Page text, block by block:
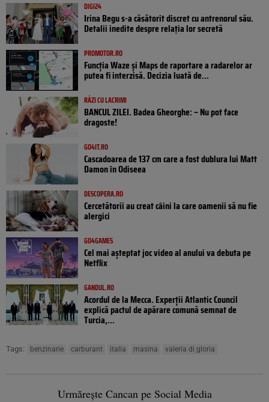
DIGI24
Irina Begu s-a căsătorit discret cu antrenorul său.
Detalii inedite despre relația lor secretă
PROMOTOR.RO
Funcția Waze și Maps de raportare a radarelor ar
putea fi interzisă. Decizia luată de...
RÂZI CU LACRIMI
BANCUL ZILEI. Badea Gheorghe: – Nu pot face
dragoste!
GO4IT.RO
Cascadoarea de 137 cm care a fost dublura lui Matt
Damon în Odiseea
DESCOPERA.RO
Cercetătorii au creat câini la care oamenii să nu fie
alergici
GO4GAMES
Cel mai așteptat joc video al anului va debuta pe
Netflix
GANDUL.RO
Acordul de la Mecca. Experții Atlantic Council
explică pactul de apărare comună semnat de
Turcia,...
Tags: benzinarie carburant italia masina valeria di gloria
Urmărește Cancan pe Social Media